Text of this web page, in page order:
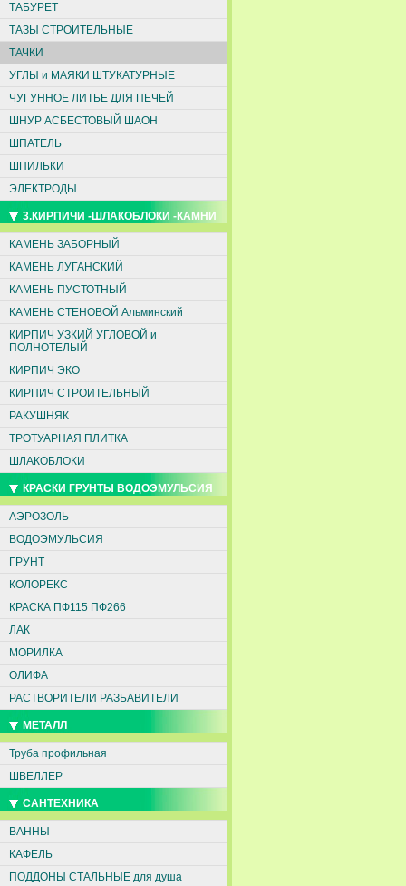
ТАБУРЕТ
ТАЗЫ СТРОИТЕЛЬНЫЕ
ТАЧКИ
УГЛЫ и МАЯКИ ШТУКАТУРНЫЕ
ЧУГУННОЕ ЛИТЬЕ ДЛЯ ПЕЧЕЙ
ШНУР АСБЕСТОВЫЙ ШАОН
ШПАТЕЛЬ
ШПИЛЬКИ
ЭЛЕКТРОДЫ
3.КИРПИЧИ -ШЛАКОБЛОКИ -КАМНИ
КАМЕНЬ ЗАБОРНЫЙ
КАМЕНЬ ЛУГАНСКИЙ
КАМЕНЬ ПУСТОТНЫЙ
КАМЕНЬ СТЕНОВОЙ Альминский
КИРПИЧ УЗКИЙ УГЛОВОЙ и
ПОЛНОТЕЛЫЙ
КИРПИЧ ЭКО
КИРПИЧ СТРОИТЕЛЬНЫЙ
РАКУШНЯК
ТРОТУАРНАЯ ПЛИТКА
ШЛАКОБЛОКИ
КРАСКИ ГРУНТЫ ВОДОЭМУЛЬСИЯ
АЭРОЗОЛЬ
ВОДОЭМУЛЬСИЯ
ГРУНТ
КОЛОРЕКС
КРАСКА ПФ115 ПФ266
ЛАК
МОРИЛКА
ОЛИФА
РАСТВОРИТЕЛИ РАЗБАВИТЕЛИ
МЕТАЛЛ
Труба профильная
ШВЕЛЛЕР
САНТЕХНИКА
ВАННЫ
КАФЕЛЬ
ПОДДОНЫ СТАЛЬНЫЕ для душа